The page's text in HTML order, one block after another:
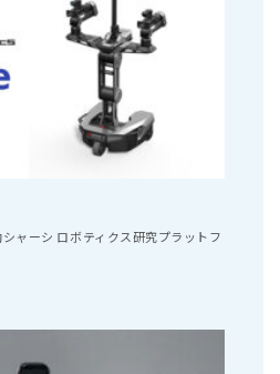
ャーシ ロボティクス研究プラットフ